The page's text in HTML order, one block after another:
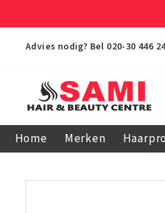
Advies nodig? Bel 020-30 446
Hair
Beauty
Home Merken